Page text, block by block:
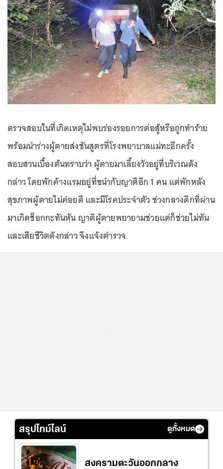
ตรวจสอบในที่เกิดเหตุไม่พบร่องรอยการต่อสู้หรือถูกทำร้าย
พร้อมนำร่างผู้ตายส่งชันสูตรที่โรงพยาบาลแม่ทะอีกครั้ง
สอบสวนเบื้องต้นทราบว่า ผู้ตายมาเลี้ยงวัวอยู่ที่บริเวณดัง
กล่าว โดยพักค้างแรมอยู่ที่ขนำกับญาติอีก 1 คน แต่พักหลัง
สุขภาพผู้ตายไม่ค่อยดี และมีโรคประจำตัว ช่วงกลางดึกที่ผ่าน
มาเกิดช็อกกะทันหัน ญาติผู้ตายพยายามช่วยแต่ก็ช่วยไม่ทัน
และเสียชีวิตดังกล่าว จึงแจ้งตำรวจ.
สรุปไทม์ไลน์ ดูทั้งหมด
สงครามตะวันออกกลาง